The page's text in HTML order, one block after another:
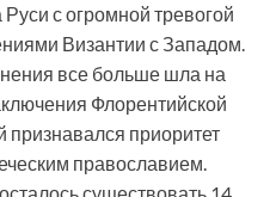
с огромной тревогой
Византии с Западом.
все больше шла на
Флорентийской
признавался приоритет
православием.